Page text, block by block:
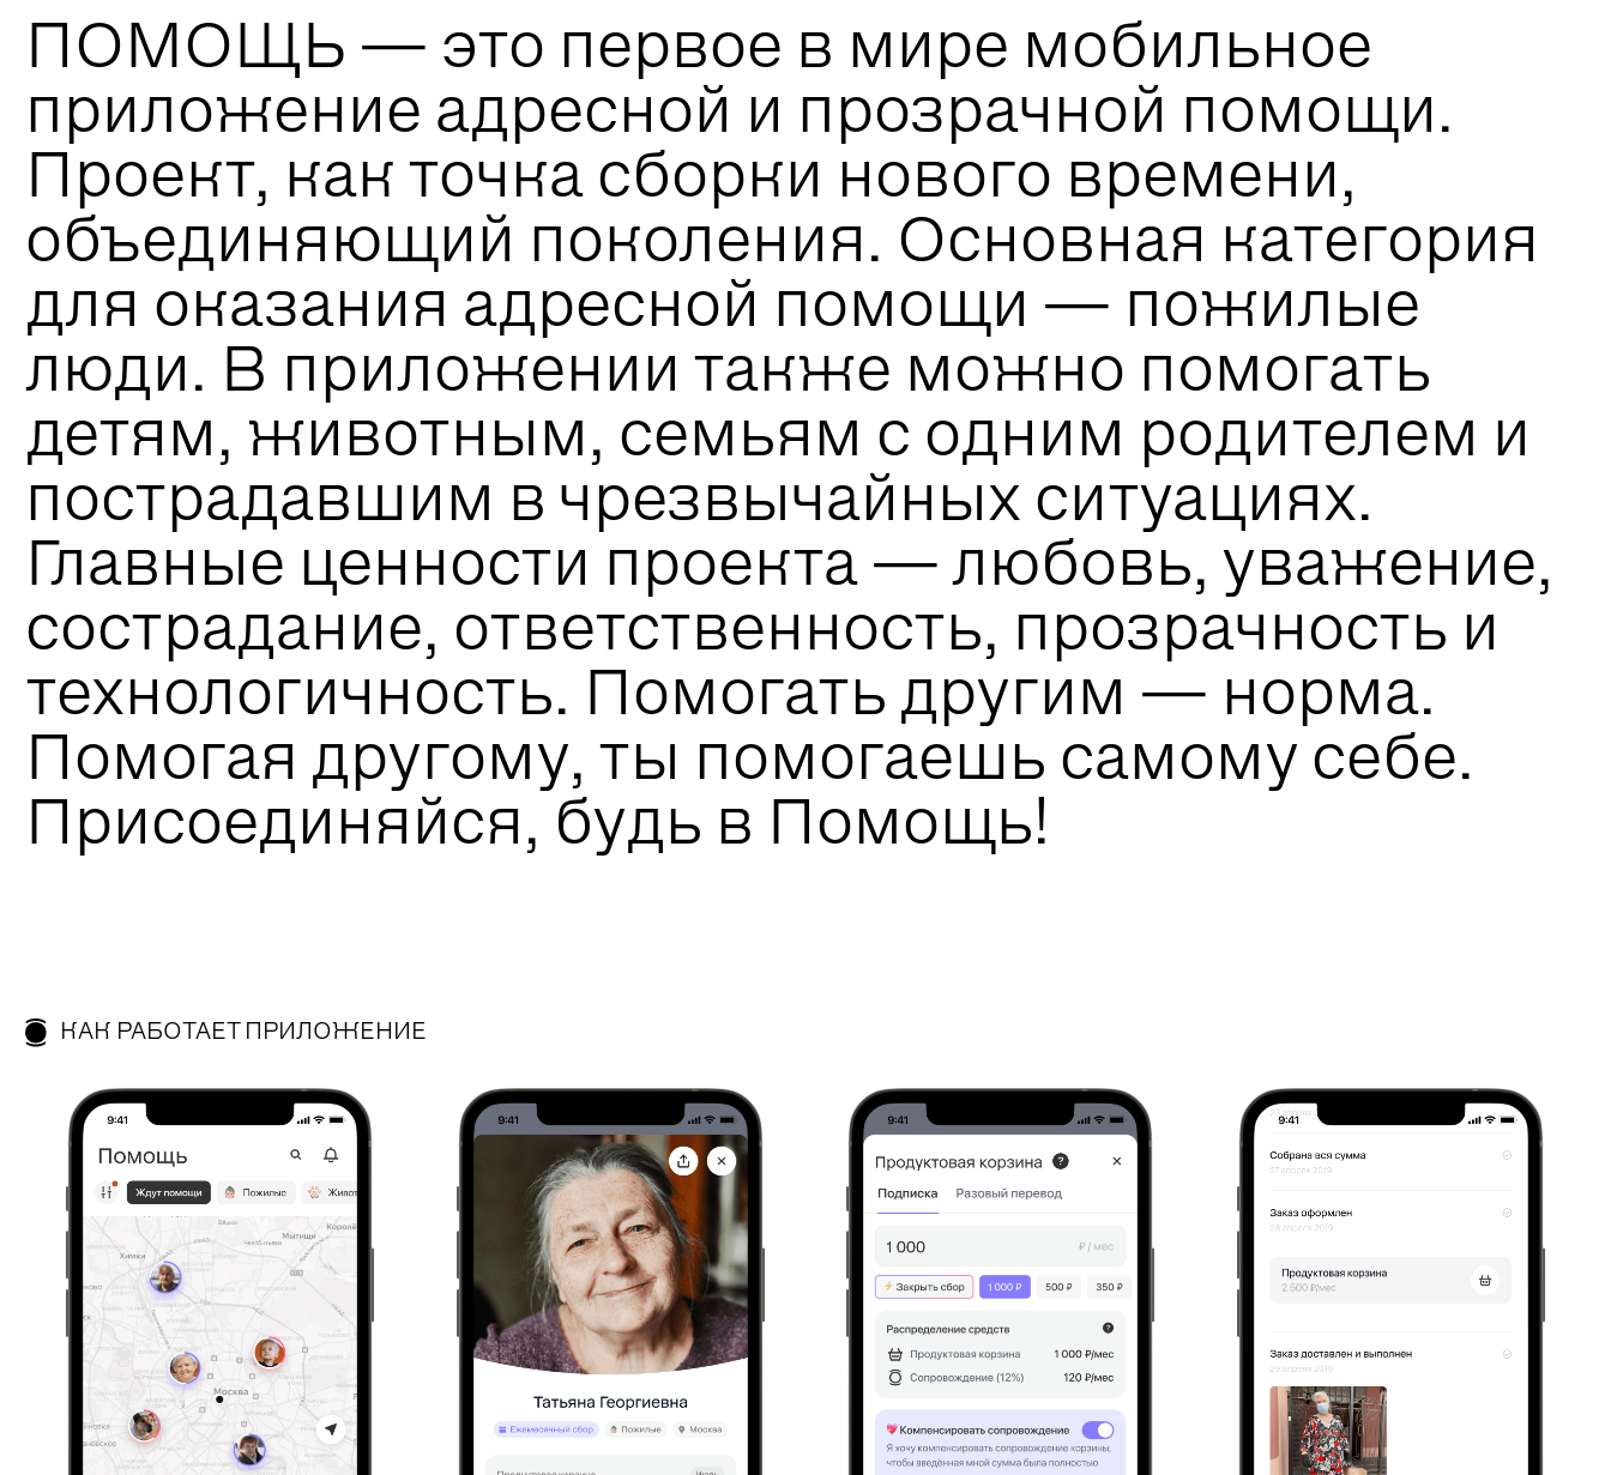
ПОМОЩЬ — это первое в мире мобильное
приложение адресной и прозрачной помощи.
Проект, как точка сборки нового времени,
объединяющий поколения. Основная категория
для оказания адресной помощи — пожилые
люди. В приложении также можно помогать
детям, животным, семьям с одним родителем и
пострадавшим в чрезвычайных ситуациях.
Главные ценности проекта — любовь, уважение,
сострадание, ответственность, прозрачность и
технологичность. Помогать другим — норма.
Помогая другому, ты помогаешь самому себе.
Присоединяйся, будь в Помощь!
КАК РАБОТАЕТ ПРИЛОЖЕНИЕ